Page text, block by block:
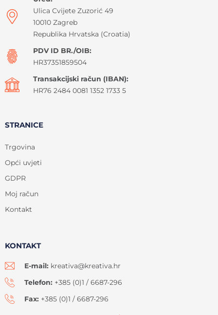
Ulica Cvijete Zuzorić 49
10010 Zagreb
Republika Hrvatska (Croatia)
PDV ID BR./OIB:
HR37351859504
Transakcijski račun (IBAN):
HR76 2484 0081 1352 1733 5
STRANICE
Trgovina
Opći uvjeti
GDPR
Moj račun
Kontakt
KONTAKT
E-mail: kreativa@kreativa.hr
Telefon: +385 (0)1 / 6687-296
Fax: +385 (0)1 / 6687-296